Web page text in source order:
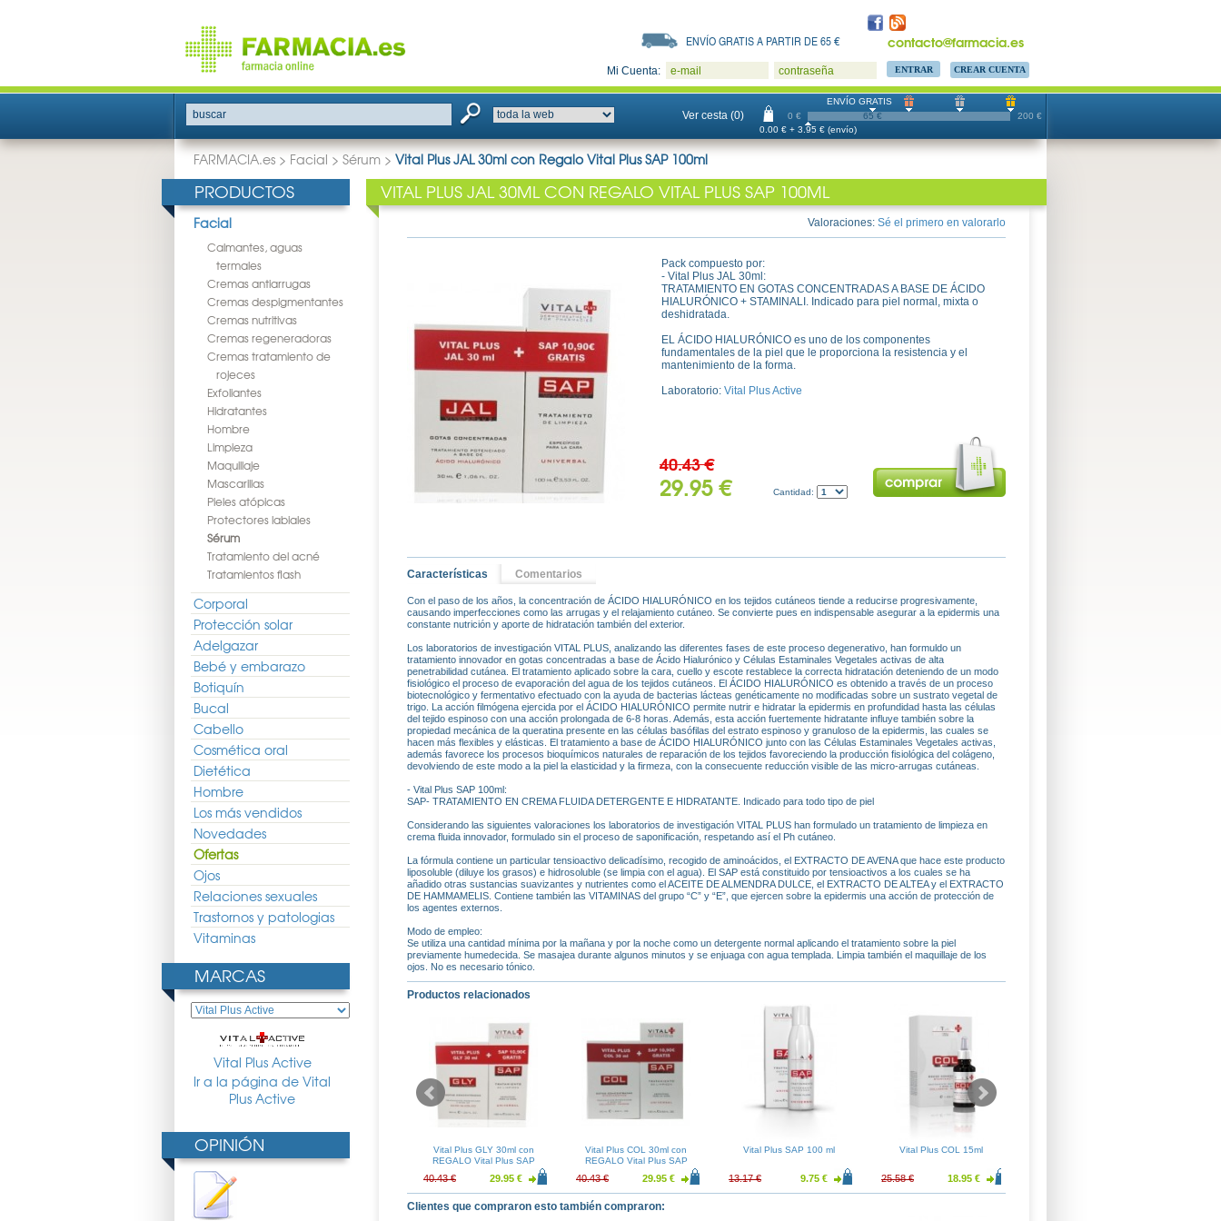
contacto@farmacia.es
ENVÍO GRATIS A PARTIR DE 65 €
Mi Cuenta: e-mail contraseña CREAR CUENTA
buscar Ver cesta (0) 0 € 200 €
ENVÍO GRATIS
65 €
0.00 € + 3.95 € (envío)
FARMACIA.es > Facial > Sérum > Vital Plus JAL 30ml con Regalo Vital Plus SAP 100ml
PRODUCTOS
Facial
Calmantes, aguas
termales
Cremas antiarrugas
Cremas despigmentantes
Cremas nutritivas
Cremas regeneradoras
Cremas tratamiento de
rojeces
Exfoliantes
Hidratantes
Hombre
Limpieza
Maquillaje
Mascarillas
Pieles atópicas
Protectores labiales
Sérum
Tratamiento del acné
Tratamientos flash
Corporal
Protección solar
Adelgazar
Bebé y embarazo
Botiquín
Bucal
Cabello
Cosmética oral
Dietética
Hombre
Los más vendidos
Novedades
Ofertas
Ojos
Relaciones sexuales
Trastornos y patologias
Vitaminas
MARCAS
Vital Plus Active
Ir a la página de Vital
Plus Active
OPINIÓN
VITAL PLUS JAL 30ML CON REGALO VITAL PLUS SAP 100ML
Valoraciones: Sé el primero en valorarlo
Pack compuesto por:
- Vital Plus JAL 30ml:
TRATAMIENTO EN GOTAS CONCENTRADAS A BASE DE ÁCIDO
HIALURÓNICO + STAMINALI. Indicado para piel normal, mixta o
deshidratada.
EL ÁCIDO HIALURÓNICO es uno de los componentes
fundamentales de la piel que le proporciona la resistencia y el
mantenimiento de la forma.
Laboratorio: Vital Plus Active
40.43 €
29.95 € Cantidad:
Características Comentarios
Con el paso de los años, la concentración de ÁCIDO HIALURÓNICO en los tejidos cutáneos tiende a reducirse progresivamente,
causando imperfecciones como las arrugas y el relajamiento cutáneo. Se convierte pues en indispensable asegurar a la epidermis una
constante nutrición y aporte de hidratación también del exterior.
Los laboratorios de investigación VITAL PLUS, analizando las diferentes fases de este proceso degenerativo, han formuldo un
tratamiento innovador en gotas concentradas a base de Ácido Hialurónico y Células Estaminales Vegetales activas de alta
penetrabilidad cutánea. El tratamiento aplicado sobre la cara, cuello y escote restablece la correcta hidratación deteniendo de un modo
fisiológico el proceso de evaporación del agua de los tejidos cutáneos. El ÁCIDO HIALURÓNICO es obtenido a través de un proceso
biotecnológico y fermentativo efectuado con la ayuda de bacterias lácteas genéticamente no modificadas sobre un sustrato vegetal de
trigo. La acción filmógena ejercida por el ÁCIDO HIALURÓNICO permite nutrir e hidratar la epidermis en profundidad hasta las células
del tejido espinoso con una acción prolongada de 6-8 horas. Además, esta acción fuertemente hidratante influye también sobre la
propiedad mecánica de la queratina presente en las células basófilas del estrato espinoso y granuloso de la epidermis, las cuales se
hacen más flexibles y elásticas. El tratamiento a base de ÁCIDO HIALURÓNICO junto con las Células Estaminales Vegetales activas,
además favorece los procesos bioquímicos naturales de reparación de los tejidos favoreciendo la producción fisiológica del colágeno,
devolviendo de este modo a la piel la elasticidad y la firmeza, con la consecuente reducción visible de las micro-arrugas cutáneas.
- Vital Plus SAP 100ml:
SAP- TRATAMIENTO EN CREMA FLUIDA DETERGENTE E HIDRATANTE. Indicado para todo tipo de piel
Considerando las siguientes valoraciones los laboratorios de investigación VITAL PLUS han formulado un tratamiento de limpieza en
crema fluida innovador, formulado sin el proceso de saponificación, respetando así el Ph cutáneo.
La fórmula contiene un particular tensioactivo delicadísimo, recogido de aminoácidos, el EXTRACTO DE AVENA que hace este producto
liposoluble (diluye los grasos) e hidrosoluble (se limpia con el agua). El SAP está constituido por tensioactivos a los cuales se ha
añadido otras sustancias suavizantes y nutrientes como el ACEITE DE ALMENDRA DULCE, el EXTRACTO DE ALTEA y el EXTRACTO
DE HAMMAMELIS. Contiene también las VITAMINAS del grupo “C” y “E”, que ejercen sobre la epidermis una acción de protección de
los agentes externos.
Modo de empleo:
Se utiliza una cantidad mínima por la mañana y por la noche como un detergente normal aplicando el tratamiento sobre la piel
previamente humedecida. Se masajea durante algunos minutos y se enjuaga con agua templada. Limpia también el maquillaje de los
ojos. No es necesario tónico.
Productos relacionados
Avene Serenage Serum Vital
30ml
29.66 €
Pieles Mixtas/Grasas 50ml
Vital Plus GLY 30ml con
REGALO Vital Plus SAP
40.43 € 29.95 €
Vital Plus COL 30ml con
REGALO Vital Plus SAP
40.43 € 29.95 €
Vital Plus SAP 100 ml
13.17 € 9.75 €
Vital Plus COL 15ml
25.58 € 18.95 €
Clientes que compraron esto también compraron: